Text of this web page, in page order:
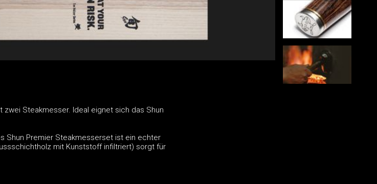
Steakmesser. Ideal eignet sich das Shun
Shun Premier Steakmesserset ist ein echter
mit Kunststoff infiltriert) sorgt für